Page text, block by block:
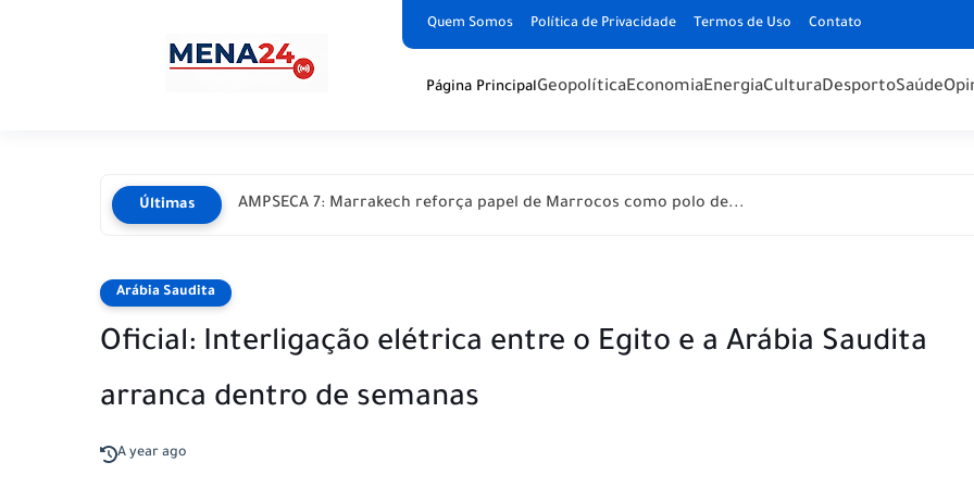
Quem Somos Política de Privacidade Termos de Uso Contato
Página PrincipalGeopolíticaEconomiaEnergiaCulturaDesportoSaúde
Últimas AMPSECA 7: Marrakech reforça papel de Marrocos como polo de...
Arábia Saudita
Oficial: Interligação elétrica entre o Egito e a Arábia Saudita
arranca dentro de semanas
A year ago